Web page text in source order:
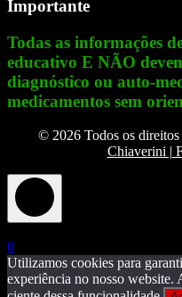
Importante
Todas as informações
educativo E NÃO
diagnóstico ou auto-
medicamentos sem
© 2026 Todos os
Chiaverini |
0
Utilizamos cookies para
experiência no nosso website.